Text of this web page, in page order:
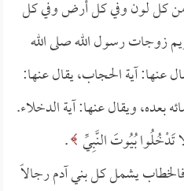
كل لون وفي كل أرض وفي كل
زوجات رسول الله صلى الله
عنها: آية الحجاب، يقال عنها:
بعده، ويقال عنها: آية الدخلاء.
تَدْخُلُوا بُيُوتَ النَّبِيِّ .
يشمل كل بني آدم رجالاً